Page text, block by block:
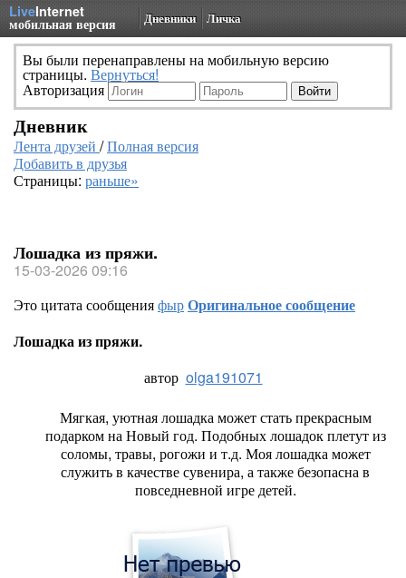
LiveInternet
мобильная версия Дневники Личка
Вы были перенаправлены на мобильную версию
страницы. Вернуться!
Авторизация
Дневник
Лента друзей /Полная версия
Добавить в друзья
Страницы: раньше»
Лошадка из пряжи.
15-03-2026 09:16
Это цитата сообщенияфырОригинальное сообщение
Лошадка из пряжи.
автор olga191071
Мягкая, уютная лошадка может стать прекрасным
подарком на Новый год. Подобных лошадок плетут из
соломы, травы, рогожи и т.д. Моя лошадка может
служить в качестве сувенира, а также безопасна в
повседневной игре детей.